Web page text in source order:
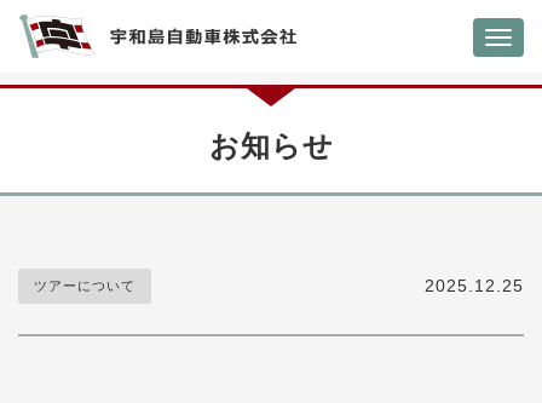
お知らせ
ツアーについて 2025.12.25